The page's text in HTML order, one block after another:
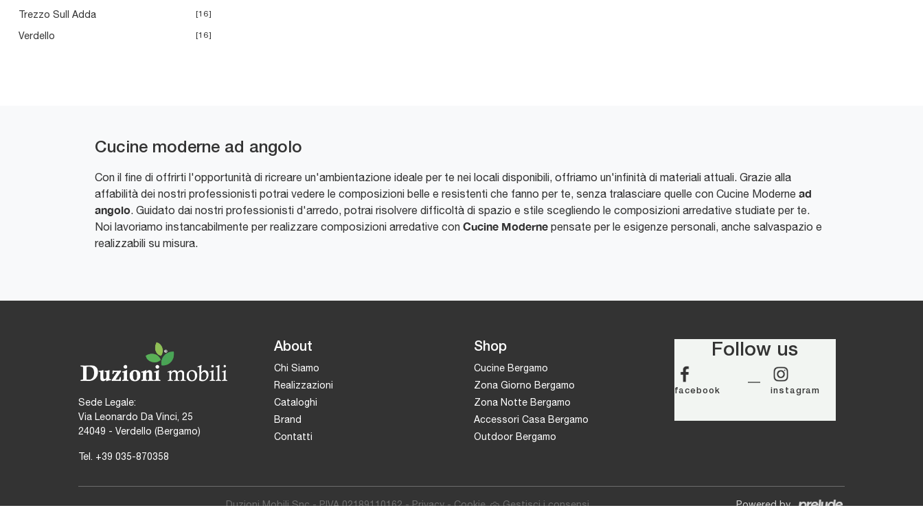
Trezzo Sull Adda 16
Verdello 16
Cucine moderne ad angolo
Con il fine di offrirti l'opportunità di ricreare un'ambientazione ideale per te nei locali disponibili, offriamo un'infinità di materiali attuali. Grazie alla
affabilità dei nostri professionisti potrai vedere le composizioni belle e resistenti che fanno per te, senza tralasciare quelle con Cucine Moderne ad
angolo. Guidato dai nostri professionisti d'arredo, potrai risolvere difficoltà di spazio e stile scegliendo le composizioni arredative studiate per te.
Noi lavoriamo instancabilmente per realizzare composizioni arredative con Cucine Moderne pensate per le esigenze personali, anche salvaspazio e
realizzabili su misura.
Sede Legale:
Via Leonardo Da Vinci, 25
24049 - Verdello (Bergamo)
Tel. +39 035-870358
About
Chi Siamo
Realizzazioni
Cataloghi
Brand
Contatti
Shop
Cucine Bergamo
Zona Giorno Bergamo
Zona Notte Bergamo
Accessori Casa Bergamo
Outdoor Bergamo
Follow us
facebook instagram
Duzioni Mobili Snc - P.IVA 02189110162 -Privacy-Cookie Gestisci i consensi Powered by